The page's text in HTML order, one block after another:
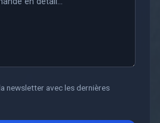
newsletter avec les dernières